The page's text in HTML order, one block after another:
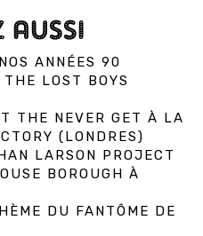
AUSSI
ANNÉES 90
LOST BOYS
THE NEVER GET À LA
(LONDRES)
LARSON PROJECT
BOROUGH À
DU FANTÔME DE